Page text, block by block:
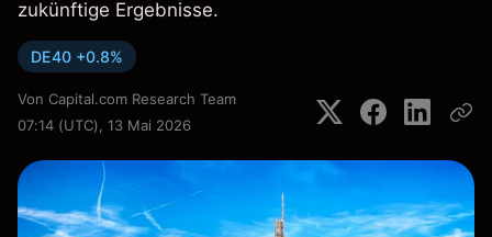
zukünftige Ergebnisse.
DE40 +0.8%
Von Capital.com Research Team
07:14 (UTC), 13 Mai 2026